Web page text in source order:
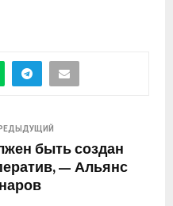
быть создан
— Альянс